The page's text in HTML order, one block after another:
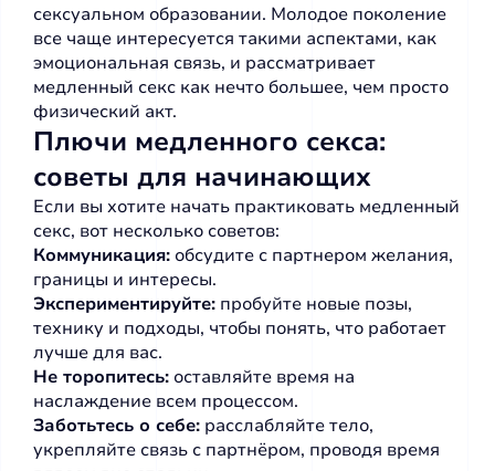
сексуальном образовании. Молодое поколение
все чаще интересуется такими аспектами, как
эмоциональная связь, и рассматривает
медленный секс как нечто большее, чем просто
физический акт.
Плючи медленного секса:
советы для начинающих
Если вы хотите начать практиковать медленный
секс, вот несколько советов:
Коммуникация: обсудите с партнером желания,
границы и интересы.
Экспериментируйте: пробуйте новые позы,
технику и подходы, чтобы понять, что работает
лучше для вас.
Не торопитесь: оставляйте время на
наслаждение всем процессом.
Заботьтесь о себе: расслабляйте тело,
укрепляйте связь с партнёром, проводя время